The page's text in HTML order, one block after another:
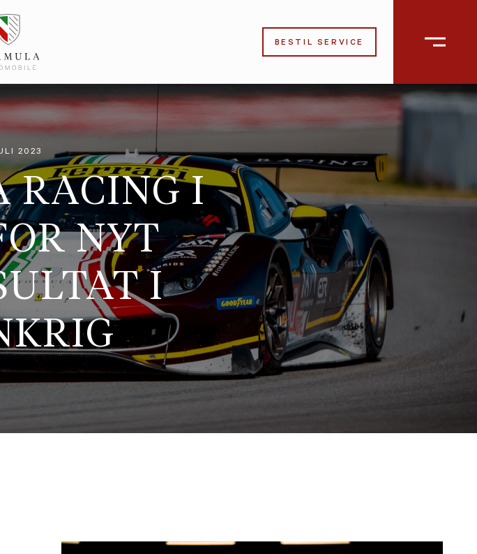
BESTIL SERVICE
2023
RACING I
NYT
I